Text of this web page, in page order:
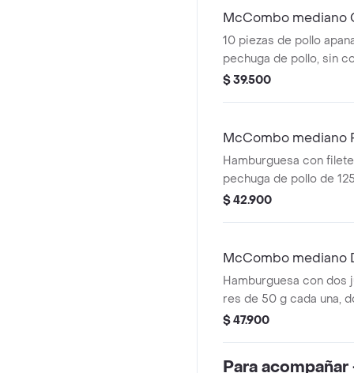
McCombo mediano
pzas
10 piezas de pollo
pechuga de pollo, sin
conservantes
$ 39.500
McCombo mediano
Ranch
Hamburguesa con
pechuga de pollo de
tocineta ahumada,
bebida mediana a
$ 42.900
McCombo mediano
Queso
Hamburguesa con dos
res de 50 g cada una,
cheddar cremoso,
$ 47.900
Para